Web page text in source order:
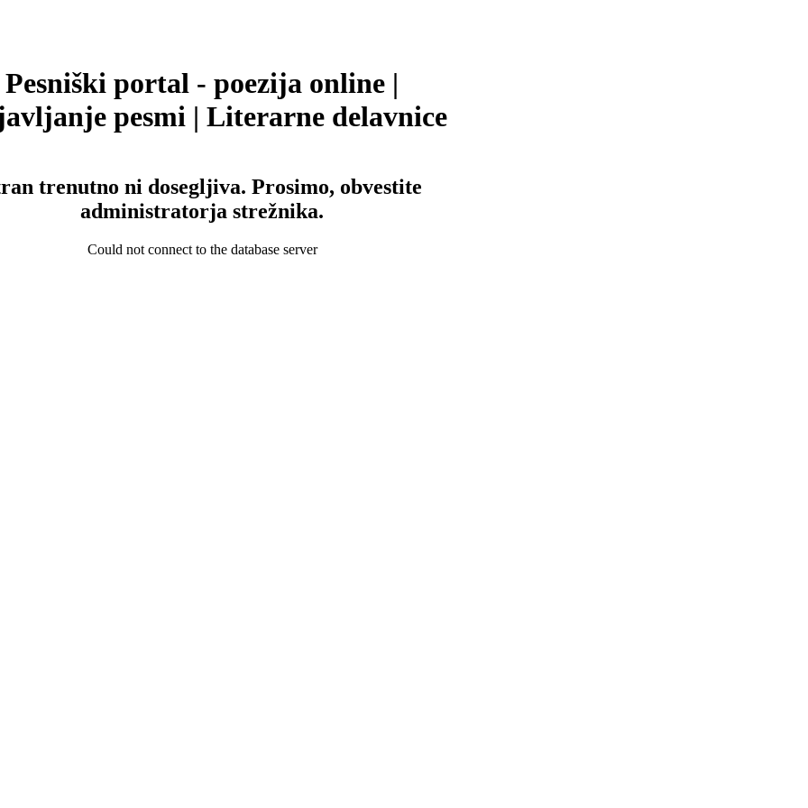
Pesniški portal - poezija online |
pesmi | Literarne delavnice
trenutno ni dosegljiva. Prosimo, obvestite
administratorja strežnika.
Could not connect to the database server